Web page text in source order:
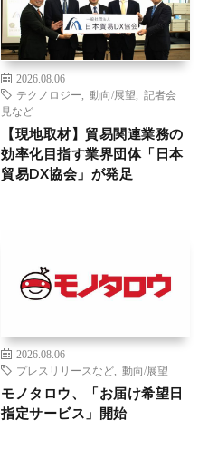
2026.08.06
テクノロジー
動向/展望
記者会
見など
【現地取材】貿易関連業務の
効率化目指す業界団体「日本
貿易DX協会」が発足
2026.08.06
プレスリリースなど
動向/展望
モノタロウ、「お届け希望日
指定サービス」開始